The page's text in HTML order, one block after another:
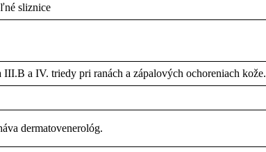
sliznice
III.B a IV. triedy pri ranách a zápalových ochoreniach kože.
dermatovenerológ.